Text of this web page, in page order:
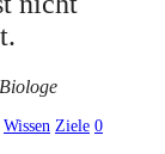
, Biologe
Wissen Ziele 0